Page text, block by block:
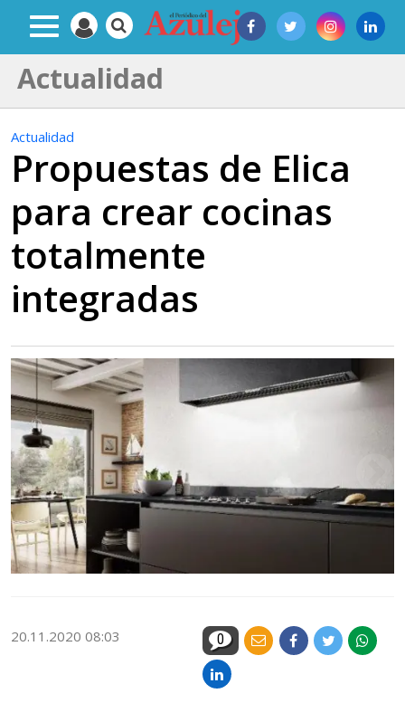
Actualidad
Actualidad
Propuestas de Elica
para crear cocinas
totalmente
integradas
20.11.2020 08:03 0